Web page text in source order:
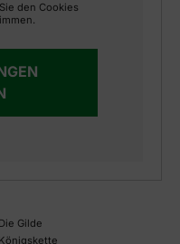
den Cookies
Die Gilde
Königskette